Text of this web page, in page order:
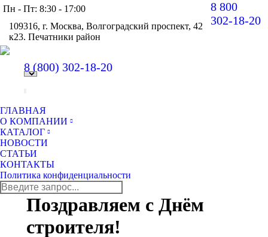
Пн - Пт: 8:30 - 17:00
109316, г. Москва, Волгоградский проспект, 42
к23. Печатники район
8 800
302-18-20
8 (800) 302-18-20
ГЛАВНАЯ
О КОМПАНИИ
КАТАЛОГ
НОВОСТИ
СТАТЬИ
КОНТАКТЫ
Политика конфиденциальности
Поиск:
Поздравляем с Днём
строителя!